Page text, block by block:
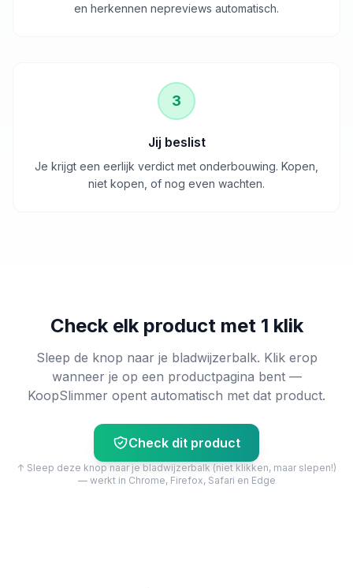
en herkennen nepreviews automatisch.
3
Jij beslist
Je krijgt een eerlijk verdict met onderbouwing. Kopen,
niet kopen, of nog even wachten.
Check elk product met 1 klik
Sleep de knop naar je bladwijzerbalk. Klik erop
wanneer je op een productpagina bent —
KoopSlimmer opent automatisch met dat product.
Check dit product
↑ Sleep deze knop naar je bladwijzerbalk (niet klikken, maar slepen!)
— werkt in Chrome, Firefox, Safari en Edge